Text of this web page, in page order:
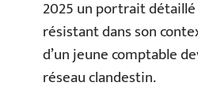
2025 un portrait
résistant dans son
d’un jeune comptable
réseau clandestin.